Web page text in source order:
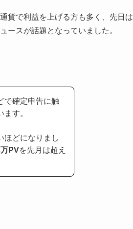
貨で利益を上げる方も多く、先日は
ースが話題となっていました。
で確定申告に触
す。
ほどになりまし
PVを先月は超え